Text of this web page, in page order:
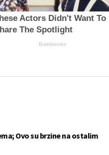
Actors Didn't Want To
The Spotlight
Brainberries
Ovo su brzine na ostalim